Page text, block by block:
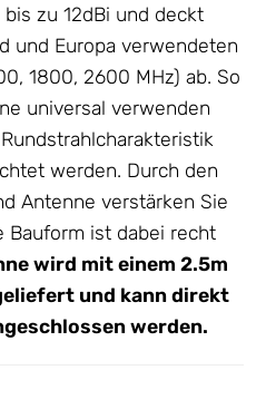
zu 12dBi und deckt
und Europa verwendeten
1800, 2600 MHz) ab. So
universal verwenden
werden. Durch den
Antenne verstärken Sie
Bauform ist dabei recht
wird mit einem 2.5m
und kann direkt
werden.